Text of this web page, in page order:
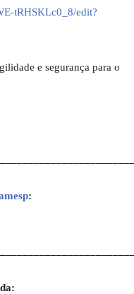
tRHSKLc0_8/edit?
e segurança para o
: